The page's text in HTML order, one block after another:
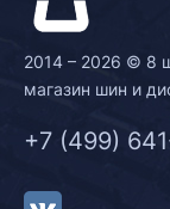
2014 – 2026 © 8
магазин шин и
+7 (499)